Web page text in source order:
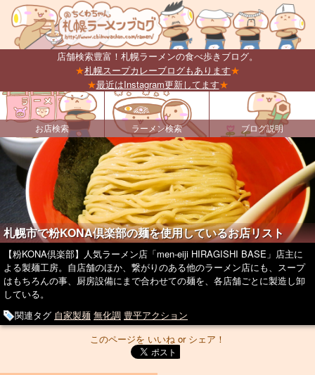
店舗検索豊富！札幌ラーメンの食べ歩きブログ。
★札幌スープカレーブログもあります★
★最近はInstagram更新してます★
お店検索 ラーメン検索 ブログ説明
札幌市で粉KONA倶楽部の麺を使用しているお店リスト
【粉KONA倶楽部】人気ラーメン店「men-eiji HIRAGISHI BASE」店主に
よる製麺工房。自店舗のほか、繋がりのある他のラーメン店にも、スープ
はもちろんの事、厨房設備にまで合わせての麺を、各店舗ごとに製造し卸
している。
関連タグ 自家製麺 無化調 豊平アクション
このページを いいね or シェア！